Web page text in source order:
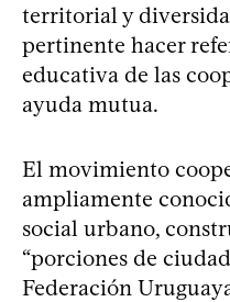
territorial y
pertinente hacer
educativa de las
ayuda mutua.
El movimiento
ampliamente
social urbano,
“porciones de
Federación